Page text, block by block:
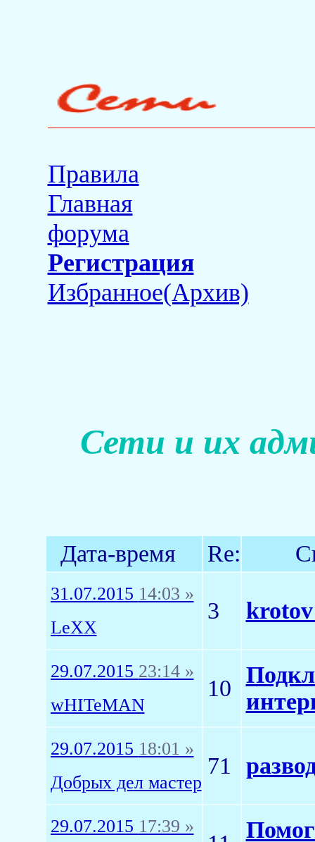
Правила
Главная
форума
Регистрация
Избранное(Архив)
Сети и их
Дата-время Re:
31.07.2015 14:03 »
LeXX
3
29.07.2015 23:14 »
wHITeMAN
10
29.07.2015 18:01 »
Добрых дел мастер
71
29.07.2015 17:39 »